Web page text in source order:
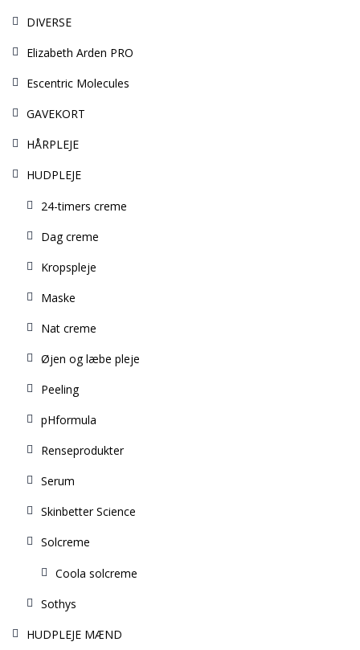
DIVERSE
Elizabeth Arden PRO
Escentric Molecules
GAVEKORT
HÅRPLEJE
HUDPLEJE
24-timers creme
Dag creme
Kropspleje
Maske
Nat creme
Øjen og læbe pleje
Peeling
pHformula
Renseprodukter
Serum
Skinbetter Science
Solcreme
Coola solcreme
Sothys
HUDPLEJE MÆND